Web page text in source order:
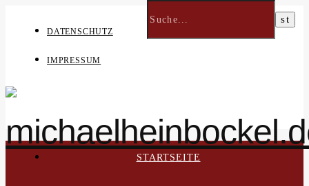
DATENSCHUTZ
IMPRESSUM
STARTSEITE